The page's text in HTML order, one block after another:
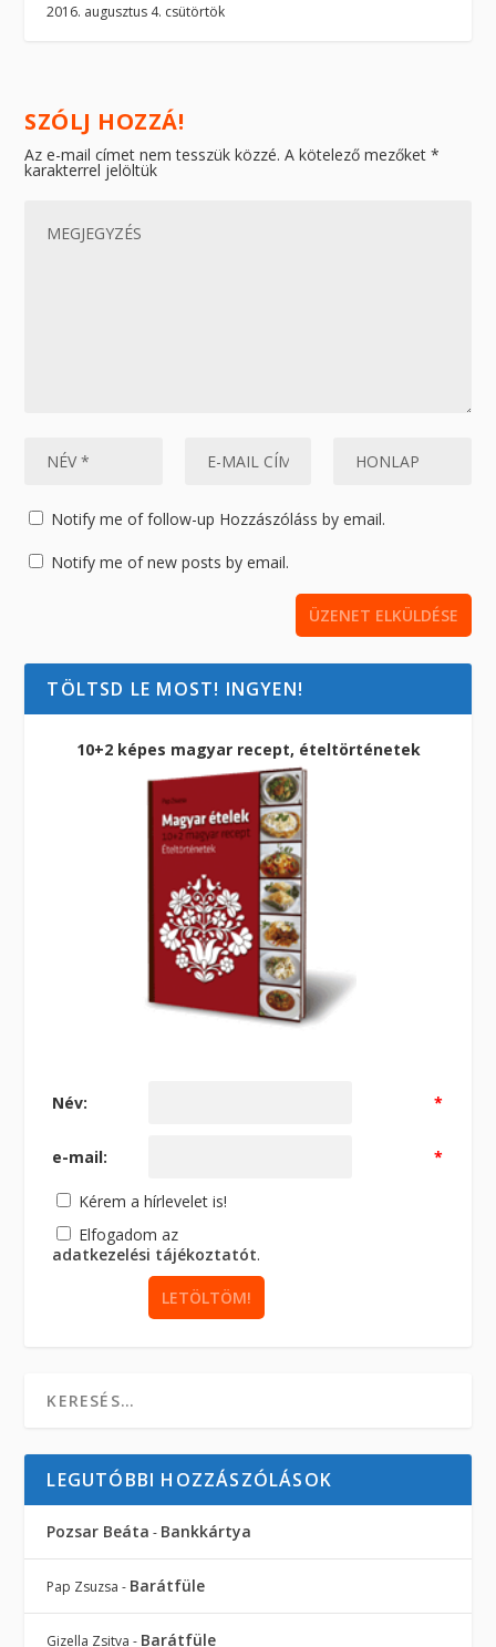
2016. augusztus 4. csütörtök
SZÓLJ HOZZÁ!
Az e-mail címet nem tesszük közzé. A kötelező mezőket*
karakterrel jelöltük
Notify me of follow-up Hozzászóláss by email.
Notify me of new posts by email.
TÖLTSD LE MOST! INGYEN!
10+2 képes magyar recept, ételtörténetek
Név: *
e-mail: *
Kérem a hírlevelet is!
Elfogadom az
adatkezelési tájékoztatót.
LEGUTÓBBI HOZZÁSZÓLÁSOK
Pozsar Beáta - Bankkártya
Pap Zsuzsa - Barátfüle
Gizella Zsitva - Barátfüle